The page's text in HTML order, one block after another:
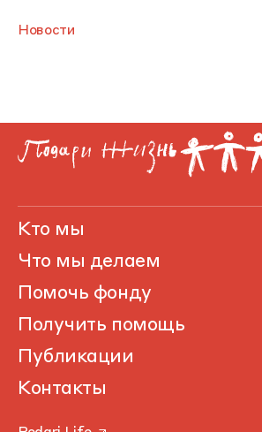
Новости
Кто мы
Что мы делаем
Помочь фонду
Получить помощь
Публикации
Контакты